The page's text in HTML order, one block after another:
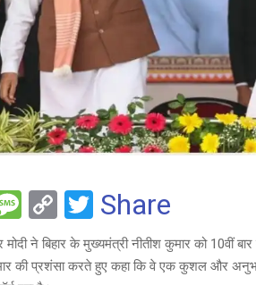
M
es
s
C
o
py
T
wi
tt
Share
मोदी ने बिहार के मुख्यमंत्री नीतीश कुमार को 10वीं
की प्रशंसा करते हुए कहा कि वे एक कुशल और